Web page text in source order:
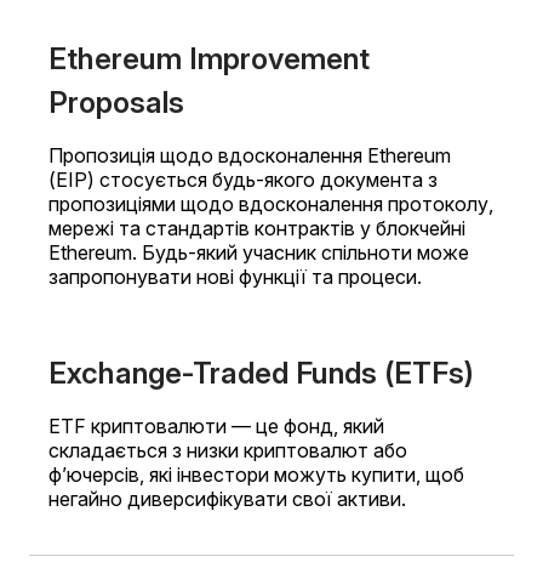
Ethereum Improvement
Proposals
Пропозиція щодо вдосконалення Ethereum
(EIP) стосується будь-якого документа з
пропозиціями щодо вдосконалення протоколу,
мережі та стандартів контрактів у блокчейні
Ethereum. Будь-який учасник спільноти може
запропонувати нові функції та процеси.
Exchange-Traded Funds (ETFs)
ETF криптовалюти — це фонд, який
складається з низки криптовалют або
ф’ючерсів, які інвестори можуть купити, щоб
негайно диверсифікувати свої активи.